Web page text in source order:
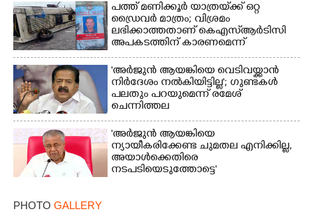
പത്ത് മണിക്കൂർ യാത്രയ്‌ക്ക് ഒറ്റ
ഡ്രൈവർ മാത്രം; വിശ്രമം
ലഭിക്കാത്തതാണ് കെഎസ്‌ആർടിസി
അപകടത്തിന് കാരണമെന്ന്
വിമർശനം
'അർജുൻ ആയങ്കിയെ വെടിവയ്ക്കാൻ
നിർദേശം നൽകിയിട്ടില്ല'; ഗുണ്ടകൾ
പലതും പറയുമെന്ന് രമേശ്
ചെന്നിത്തല
'അർജുൻ ആയങ്കിയെ
ന്യായീകരിക്കേണ്ട ചുമതല എനിക്കില്ല,
അയാൾക്കെതിരെ
നടപടിയെടുത്തോട്ടെ'
PHOTO GALLERY